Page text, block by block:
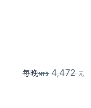
每晚 4,472元